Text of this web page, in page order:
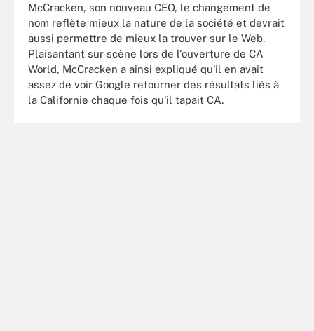
McCracken, son nouveau CEO, le changement de
nom reflète mieux la nature de la société et devrait
aussi permettre de mieux la trouver sur le Web.
Plaisantant sur scène lors de l'ouverture de CA
World, McCracken a ainsi expliqué qu'il en avait
assez de voir Google retourner des résultats liés à
la Californie chaque fois qu'il tapait CA.